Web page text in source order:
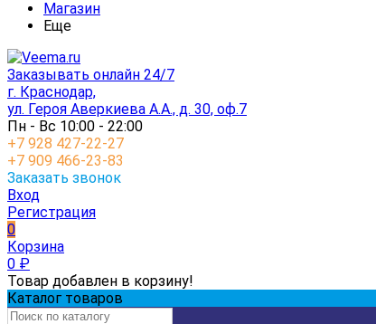
Магазин
Еще
Заказывать онлайн 24/7
г. Краснодар,
ул. Героя Аверкиева А.А., д. 30, оф.7
Пн - Вс 10:00 - 22:00
+7 928 427-22-27
+7 909 466-23-83
Заказать звонок
Вход
Регистрация
0
Корзина
0 ₽
Товар добавлен в корзину!
Каталог товаров